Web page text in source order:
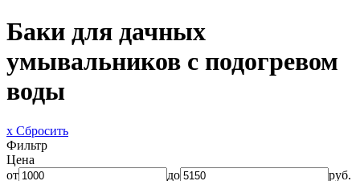
Баки для дачных
умывальников с подогревом
воды
x Сбросить
Фильтр
Цена
от
до
руб.